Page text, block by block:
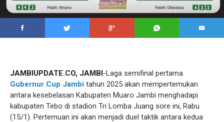
JAMBIUPDATE.CO, JAMBI-Laga semifinal pertama
Gubernur Cup Jambi tahun 2025 akan mempertemukan
antara kesebelasan Kabupaten Muaro Jambi menghadapi
kabupaten Tebo di stadion Tri Lomba Juang sore ini, Rabu
(15/1). Pertemuan ini akan menjadi duel taktik antara kedua